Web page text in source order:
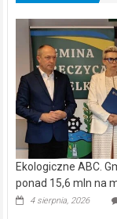
Ekologiczne ABC.
ponad 15,6 mln na
4 sierpnia, 2026